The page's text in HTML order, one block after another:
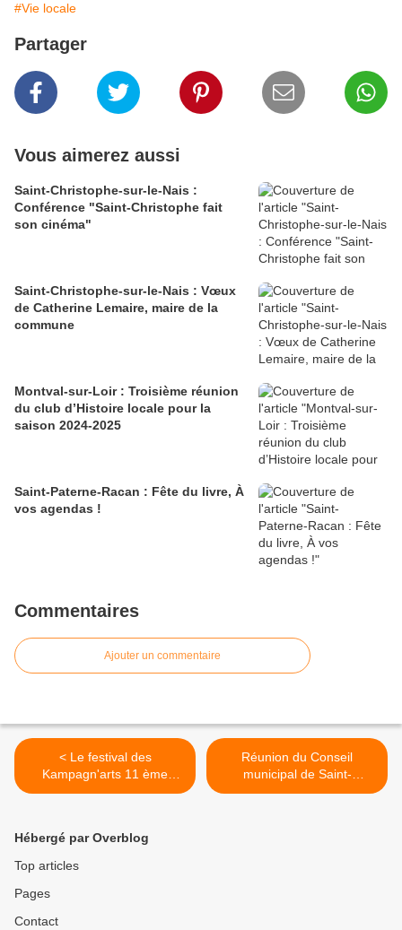
#Vie locale
Partager
Vous aimerez aussi
Saint-Christophe-sur-le-Nais :
Conférence "Saint-Christophe fait
son cinéma"
Saint-Christophe-sur-le-Nais : Vœux
de Catherine Lemaire, maire de la
commune
Montval-sur-Loir : Troisième réunion
du club d’Histoire locale pour la
saison 2024-2025
Saint-Paterne-Racan : Fête du livre, À
vos agendas !
Commentaires
Ajouter un commentaire
< Le festival des
Kampagn'arts 11 ème
édition
Réunion du Conseil
municipal de Saint-
Christophe-sur-le-Nais >
Hébergé par Overblog
Top articles
Pages
Contact